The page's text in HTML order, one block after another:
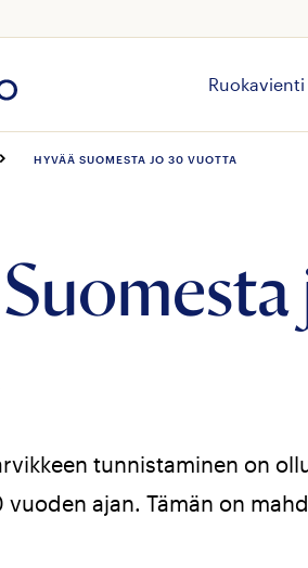
Ruokavienti
HYVÄÄ SUOMESTA JO 30 VUOTTA
tunnistaminen on
vuoden ajan. Tämän on